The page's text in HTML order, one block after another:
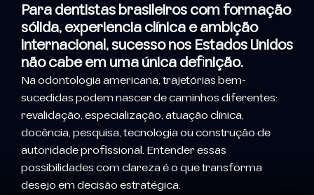
Para dentistas brasileiros com formação
sólida, experiência clínica e ambição
internacional, sucesso nos Estados Unidos
não cabe em uma única definição.
Na odontologia americana, trajetórias bem-
sucedidas podem nascer de caminhos diferentes:
revalidação, especialização, atuação clínica,
docência, pesquisa, tecnologia ou construção de
autoridade profissional. Entender essas
possibilidades com clareza é o que transforma
desejo em decisão estratégica.